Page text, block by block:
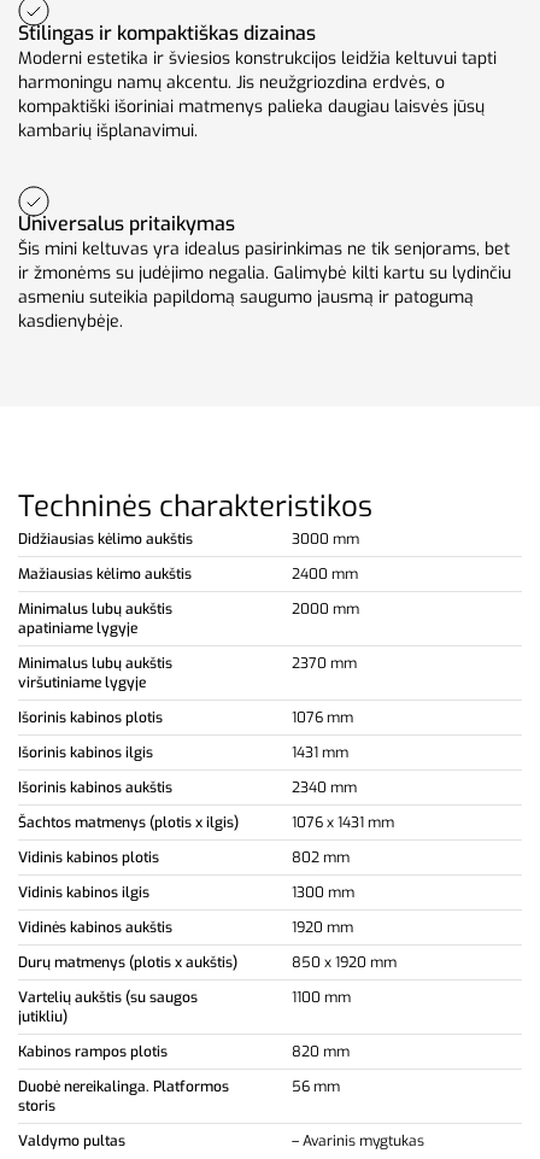
Stilingas ir kompaktiškas dizainas
Moderni estetika ir šviesios konstrukcijos leidžia keltuvui tapti
harmoningu namų akcentu. Jis neužgriozdina erdvės, o
kompaktiški išoriniai matmenys palieka daugiau laisvės jūsų
kambarių išplanavimui.
Universalus pritaikymas
Šis mini keltuvas yra idealus pasirinkimas ne tik senjorams, bet
ir žmonėms su judėjimo negalia. Galimybė kilti kartu su lydinčiu
asmeniu suteikia papildomą saugumo jausmą ir patogumą
kasdienybėje.
Techninės charakteristikos
Didžiausias kėlimo aukštis
3000 mm
Mažiausias kėlimo aukštis
2400 mm
Minimalus lubų aukštis
apatiniame lygyje
2000 mm
Minimalus lubų aukštis
viršutiniame lygyje
2370 mm
Išorinis kabinos plotis
1076 mm
Išorinis kabinos ilgis
1431 mm
Išorinis kabinos aukštis
2340 mm
Šachtos matmenys (plotis x ilgis)
1076 x 1431 mm
Vidinis kabinos plotis
802 mm
Vidinis kabinos ilgis
1300 mm
Vidinės kabinos aukštis
1920 mm
Durų matmenys (plotis x aukštis)
850 x 1920 mm
Vartelių aukštis (su saugos
jutikliu)
1100 mm
Kabinos rampos plotis
820 mm
Duobė nereikalinga. Platformos
storis
56 mm
Valdymo pultas
– Avarinis mygtukas